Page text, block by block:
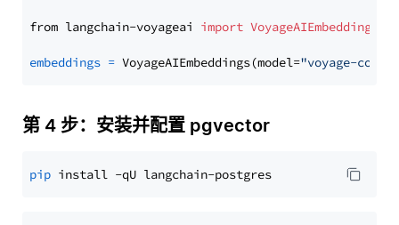
from langchain-voyageai import VoyageAIEmbeddings
embeddings = VoyageAIEmbeddings(model="voyage-code-
第 4 步：安装并配置 pgvector
pip